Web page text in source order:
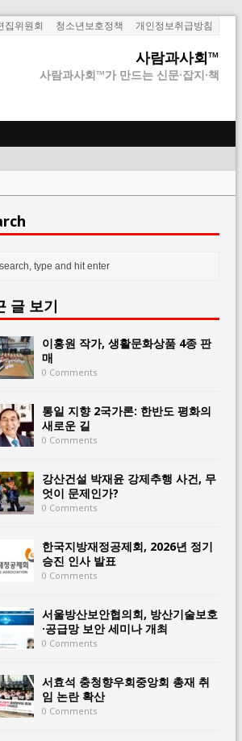
집위원회 청소년보호정책 개인정보취급방침
사람과사회™
사람과사회™가 만드는 신문·잡지·책
글 보기
이홍원 작가, 생활문화상품 4종 판
매
0 Comments
통일 지향 2국가론: 한반도 평화의
새로운 길
0 Comments
강산건설 박재윤 강제추행 사건, 무
엇이 문제인가?
0 Comments
한국지방재정공제회, 2026년 정기
승진 인사 발표
0 Comments
서울방산보안협의회, 방산기술보호
·공급망 보안 세미나 개최
0 Comments
서효석 충청향우회중앙회 총재 취
임 논란 확산
0 Comments